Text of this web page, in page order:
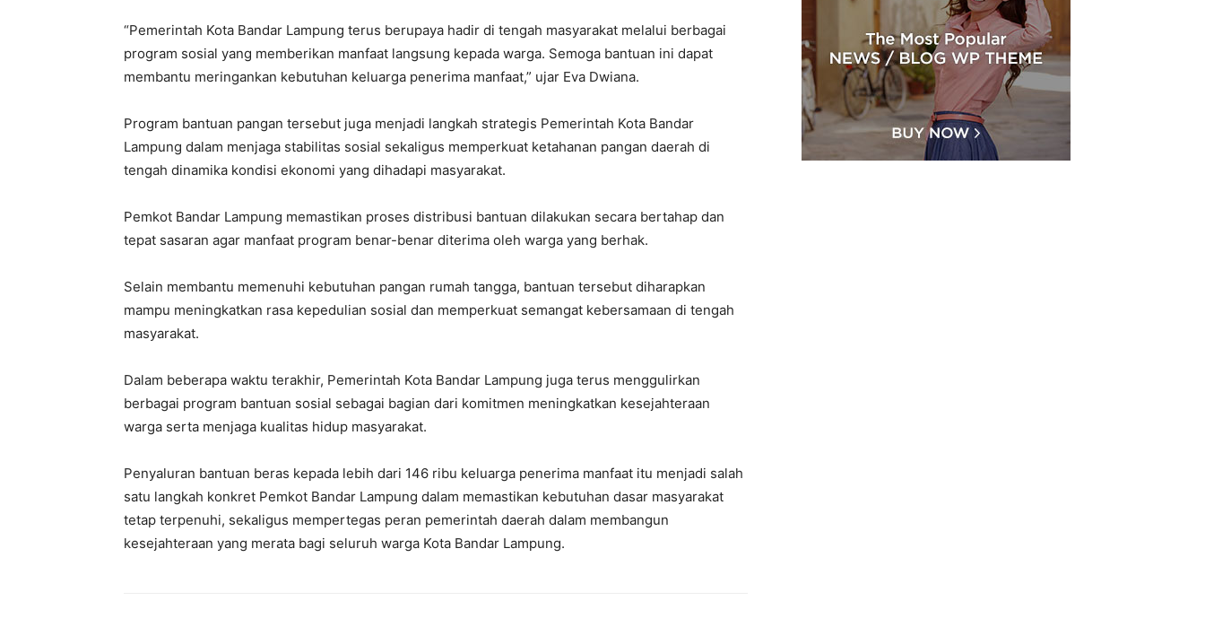
“Pemerintah Kota Bandar Lampung terus berupaya hadir di tengah masyarakat melalui berbagai
program sosial yang memberikan manfaat langsung kepada warga. Semoga bantuan ini dapat
membantu meringankan kebutuhan keluarga penerima manfaat,” ujar Eva Dwiana.
Program bantuan pangan tersebut juga menjadi langkah strategis Pemerintah Kota Bandar
Lampung dalam menjaga stabilitas sosial sekaligus memperkuat ketahanan pangan daerah di
tengah dinamika kondisi ekonomi yang dihadapi masyarakat.
Pemkot Bandar Lampung memastikan proses distribusi bantuan dilakukan secara bertahap dan
tepat sasaran agar manfaat program benar-benar diterima oleh warga yang berhak.
Selain membantu memenuhi kebutuhan pangan rumah tangga, bantuan tersebut diharapkan
mampu meningkatkan rasa kepedulian sosial dan memperkuat semangat kebersamaan di tengah
masyarakat.
Dalam beberapa waktu terakhir, Pemerintah Kota Bandar Lampung juga terus menggulirkan
berbagai program bantuan sosial sebagai bagian dari komitmen meningkatkan kesejahteraan
warga serta menjaga kualitas hidup masyarakat.
Penyaluran bantuan beras kepada lebih dari 146 ribu keluarga penerima manfaat itu menjadi salah
satu langkah konkret Pemkot Bandar Lampung dalam memastikan kebutuhan dasar masyarakat
tetap terpenuhi, sekaligus mempertegas peran pemerintah daerah dalam membangun
kesejahteraan yang merata bagi seluruh warga Kota Bandar Lampung.